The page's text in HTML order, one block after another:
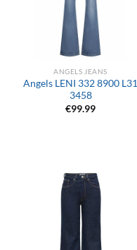
ANGELS JEANS
Angels LENI 332 8900 L31
3458
€99.99